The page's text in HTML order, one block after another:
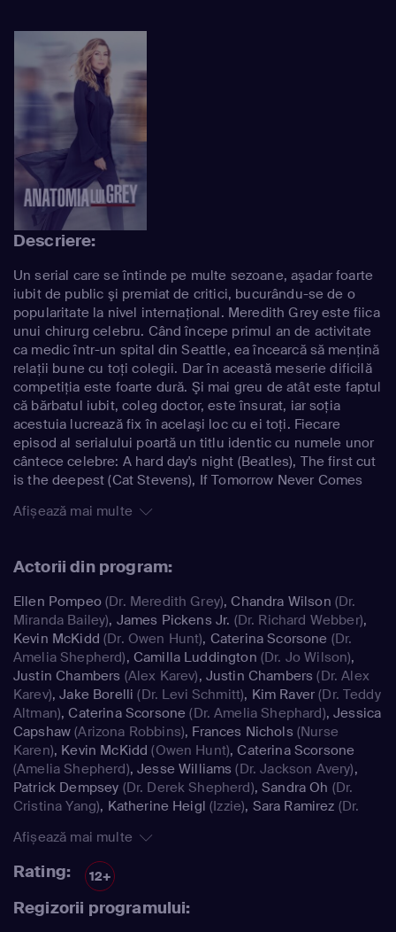
Descriere:
Un serial care se întinde pe multe sezoane, aşadar foarte
iubit de public şi premiat de critici, bucurându-se de o
popularitate la nivel internaţional. Meredith Grey este fiica
unui chirurg celebru. Când începe primul an de activitate
ca medic într-un spital din Seattle, ea încearcă să menţină
relaţii bune cu toţi colegii. Dar în această meserie dificilă
competiţia este foarte dură. Şi mai greu de atât este faptul
că bărbatul iubit, coleg doctor, este însurat, iar soţia
acestuia lucrează fix în acelaşi loc cu ei toţi. Fiecare
episod al serialului poartă un titlu identic cu numele unor
cântece celebre: A hard day's night (Beatles), The first cut
is the deepest (Cat Stevens), If Tomorrow Never Comes
Afișează mai multe
Actorii din program:
Ellen Pompeo(Dr. Meredith Grey),Chandra Wilson (Dr.
Miranda Bailey), James Pickens Jr. (Dr. Richard Webber),
Kevin McKidd (Dr. Owen Hunt), Caterina Scorsone (Dr.
Amelia Shepherd), Camilla Luddington (Dr. Jo Wilson),
Justin Chambers (Alex Karev), Justin Chambers (Dr. Alex
Karev),Jake Borelli (Dr. Levi Schmitt), Kim Raver (Dr. Teddy
Altman),Caterina Scorsone (Dr. Amelia Shephard),Jessica
Capshaw (Arizona Robbins), Frances Nichols (Nurse
Karen), Kevin McKidd (Owen Hunt),Caterina Scorsone
(Amelia Shepherd),Jesse Williams (Dr. Jackson Avery),
Patrick Dempsey (Dr. Derek Shepherd),Sandra Oh (Dr.
Cristina Yang), Katherine Heigl (Izzie), Sara Ramirez (Dr.
Afișează mai multe
Rating: 12+
Regizorii programului: